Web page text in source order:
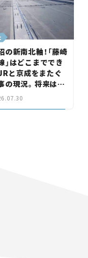
の新南北軸！「藤崎
」はどこまででき
と京成をまたぐ
の現況。将来は
野～鎌ケ谷」を最短